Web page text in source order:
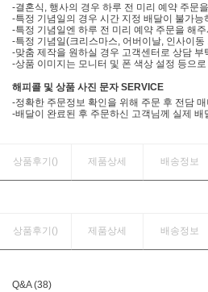
-결혼식, 행사의 경우 하루 전 미리 예약 주문
-특정 기념일의 경우 시간 지정 배달이 불가
-특정 기념일엔 하루 전 미리 예약 주문을 해
-특정 기념일(크리스마스, 어버이날, 인사이동
-맞춤 제작을 원하실 경우 고객센터로 상담 부
-상품 이미지는 모니터 및 폰 색상 설정 등으
해피콜 및 상품 사진 문자 SERVICE
-정확한 주문정보 확인을 위해 주문 후 전담
-배달이 완료된 후 주문하신 고객님께 실제
상품후기() 제품상세 배송정보
상품후기() 제품상세 배송정보
Q&A (38)